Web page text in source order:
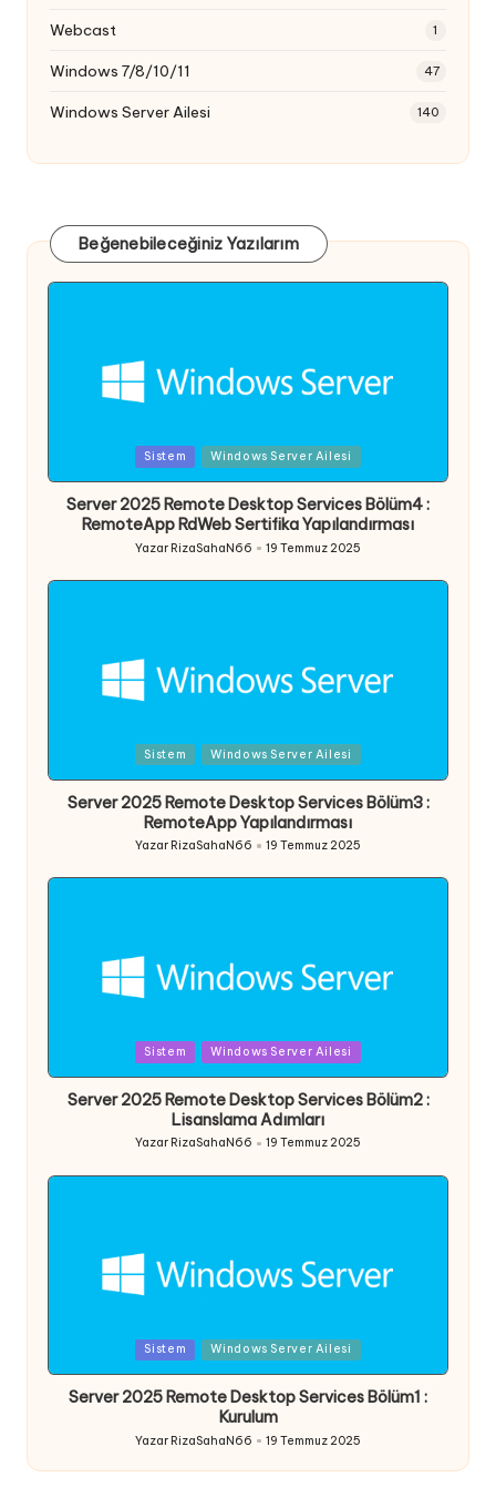
Webcast 1
Windows 7/8/10/11 47
Windows Server Ailesi 140
Beğenebileceğiniz Yazılarım
in
Sistem Windows Server Ailesi
Server 2025 Remote Desktop Services Bölüm4 :
RemoteApp RdWeb Sertifika Yapılandırması
Posted
Yazar RizaSahaN66 19 Temmuz 2025
in
Sistem Windows Server Ailesi
Server 2025 Remote Desktop Services Bölüm3 :
RemoteApp Yapılandırması
Posted
by
Yazar RizaSahaN66 19 Temmuz 2025
in
Sistem Windows Server Ailesi
Server 2025 Remote Desktop Services Bölüm2 :
Lisanslama Adımları
Yazar RizaSahaN66 19 Temmuz 2025
in
Sistem Windows Server Ailesi
Server 2025 Remote Desktop Services Bölüm1 :
Kurulum
Posted
by
Yazar RizaSahaN66 19 Temmuz 2025